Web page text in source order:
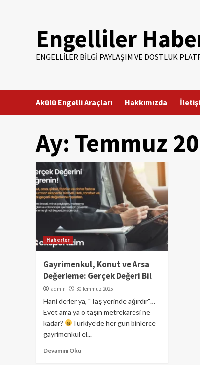
Engelliler
ENGELLILER BILGI PAYLAŞIM VE DOSTLUK
Akülü Engelli Araçları Hakkımızda
Ay: Temmuz
Haberler
Gayrimenkul, Konut ve Arsa
Değerleme: Gerçek Değeri Bil
admin 30 Temmuz 2025
Hani derler ya, "Taş yerinde ağırdır"…
Evet ama ya o taşın metrekaresi ne
kadar?
Türkiye’de her gün binlerce
gayrimenkul el...
Devamını Oku